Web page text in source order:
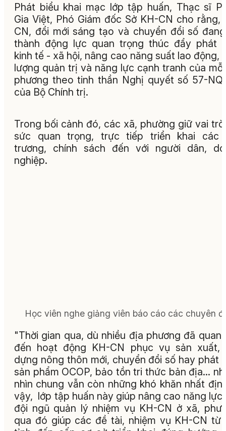
Phát biểu khai mạc lớp tập huấn, Thạc sĩ
Gia Việt, Phó Giám đốc Sở KH-CN cho rằng,
CN, đổi mới sáng tạo và chuyển đổi số
thành động lực quan trọng thúc đẩy phát
kinh tế - xã hội, nâng cao năng suất lao động,
lượng quản trị và năng lực cạnh tranh của
phương theo tinh thần Nghị quyết số 57-
của Bộ Chính trị.
Trong bối cảnh đó, các xã, phường giữ vai
sức quan trọng, trực tiếp triển khai các
trương, chính sách đến với người dân,
nghiệp.
Học viên nghe giảng viên báo cáo các chuyên
"Thời gian qua, dù nhiều địa phương đã quan
đến hoạt động KH-CN phục vụ sản xuất,
dựng nông thôn mới, chuyển đổi số hay phát
sản phẩm OCOP, bảo tồn tri thức bản địa...
nhìn chung vẫn còn những khó khăn nhất
vậy, lớp tập huấn này giúp nâng cao năng lực
đội ngũ quản lý nhiệm vụ KH-CN ở xã,
qua đó giúp các đề tài, nhiệm vụ KH-CN từ